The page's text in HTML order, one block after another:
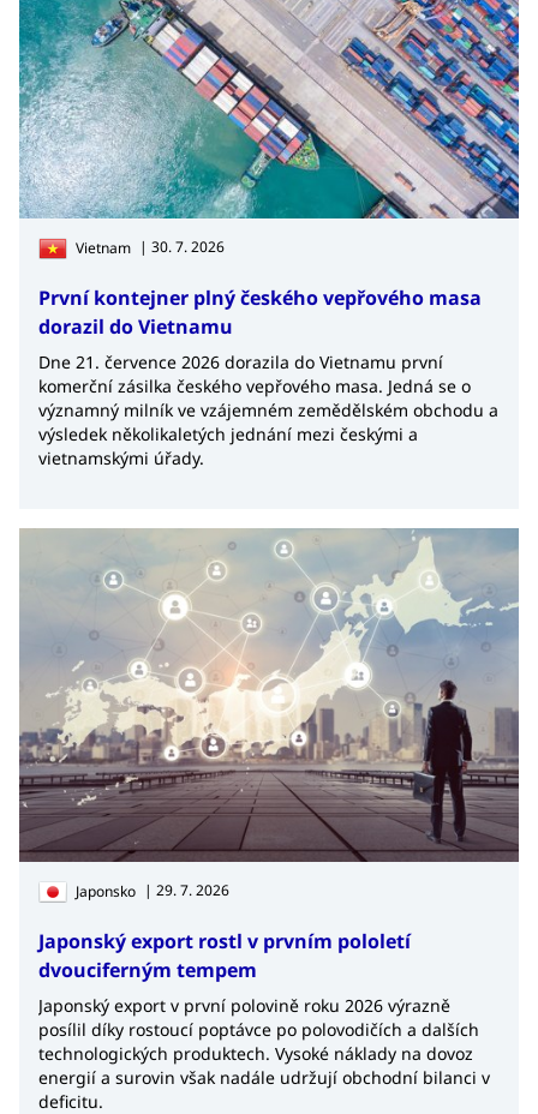
Vietnam | 30. 7. 2026
První kontejner plný českého vepřového masa
dorazil do Vietnamu
Dne 21. července 2026 dorazila do Vietnamu první
komerční zásilka českého vepřového masa. Jedná se o
významný milník ve vzájemném zemědělském obchodu a
výsledek několikaletých jednání mezi českými a
vietnamskými úřady.
Japonsko | 29. 7. 2026
Japonský export rostl v prvním pololetí
dvouciferným tempem
Japonský export v první polovině roku 2026 výrazně
posílil díky rostoucí poptávce po polovodičích a dalších
technologických produktech. Vysoké náklady na dovoz
energií a surovin však nadále udržují obchodní bilanci v
deficitu.